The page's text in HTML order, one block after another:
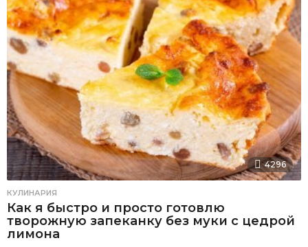
4296
КУЛИНАРИЯ
Как я быстро и просто готовлю
творожную запеканку без муки с цедрой
лимона